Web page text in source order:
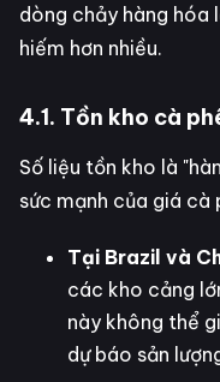
dòng chảy hàng hóa
hiếm hơn nhiều.
4.1. Tồn kho cà
Số liệu tồn kho là
sức mạnh của giá cà
Tại Brazil và
các kho cảng
này không thể
dự báo sản